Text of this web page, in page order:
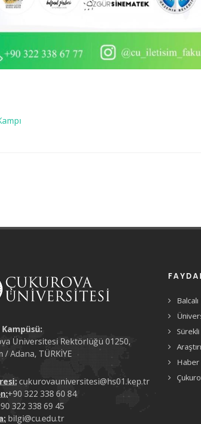
Kampüsü:
Üniversitesi Rektörlüğü 01250,
/ Adana, TÜRKİYE
cukurovauniversitesi@hs01.kep.tr
+90 322 338 60 84
322 338 69 45
bilgi@cu.edu.tr